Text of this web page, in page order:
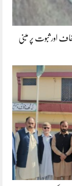
اور ثبوت پر مبنی